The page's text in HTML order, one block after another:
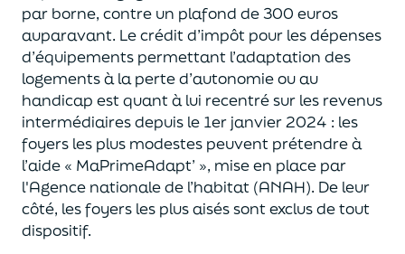
par borne, contre un plafond de 300 euros
auparavant. Le crédit d’impôt pour les dépenses
d’équipements permettant l’adaptation des
logements à la perte d’autonomie ou au
handicap est quant à lui recentré sur les revenus
intermédiaires depuis le 1er janvier 2024 : les
foyers les plus modestes peuvent prétendre à
l’aide « MaPrimeAdapt’ », mise en place par
l'Agence nationale de l’habitat (ANAH). De leur
côté, les foyers les plus aisés sont exclus de tout
dispositif.